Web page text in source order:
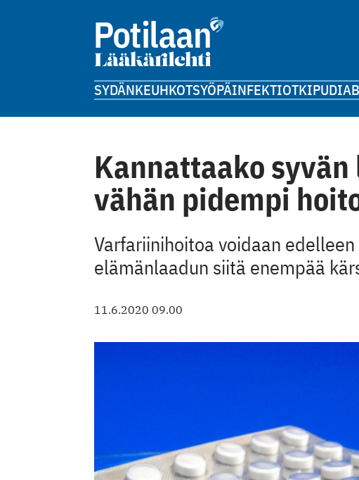
SYDÄNKEUHKOTSYÖPÄINFEKTIOTKIPU
Kannattaako
vähän pidempi
Varfariinihoitoa voidaan
elämänlaadun siitä enempää
11.6.2020 09.00